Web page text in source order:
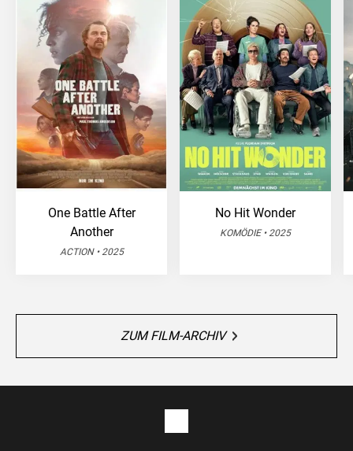
One Battle After
Another
ACTION • 2025
No Hit Wonder
KOMÖDIE • 2025
ZUM FILM-ARCHIV